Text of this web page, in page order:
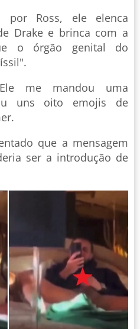
por Ross, ele elenca
Drake e brinca com a
o órgão genital do
me mandou uma
uns oito emojis de
que a mensagem
ser a introdução de